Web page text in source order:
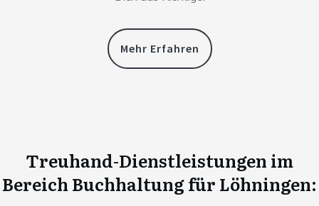
Mehr Erfahren
Treuhand-Dienstleistungen im
Bereich Buchhaltung für Löhningen: